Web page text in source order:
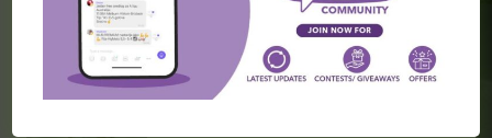
Transferi širom sveta (5. avgust)